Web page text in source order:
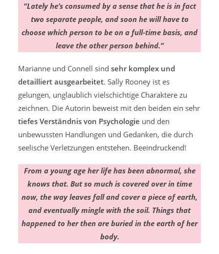
“Lately he’s consumed by a sense that he is in fact
two separate people, and soon he will have to
choose which person to be on a full-time basis, and
leave the other person behind.”
Marianne und Connell sindsehr komplex und
detailliert ausgearbeitet. Sally Rooney ist es
gelungen, unglaublich vielschichtige Charaktere zu
zeichnen. Die Autorin beweist mit den beiden ein sehr
tiefes Verständnis von Psychologie und den
unbewussten Handlungen und Gedanken, die durch
seelische Verletzungen entstehen. Beeindruckend!
From a young age her life has been abnormal, she
knows that. But so much is covered over in time
now, the way leaves fall and cover a piece of earth,
and eventually mingle with the soil. Things that
happened to her then are buried in the earth of her
body.